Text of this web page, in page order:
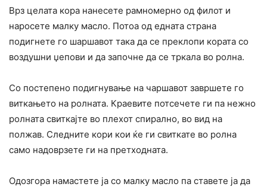
Врз целата кора нанесете рамномерно од филот и
наросете малку масло. Потоа од едната страна
подигнете го шаршавот така да се преклопи кората со
воздушни џепови и да започне да се тркала во ролна.
Со постепено подигнување на чаршавот завршете го
виткањето на ролната. Краевите потсечете ги па нежно
ролната свиткајте во плехот спирално, во вид на
полжав. Следните кори кои ќе ги свиткате во ролна
само надоврзете ги на претходната.
Одозгора намастете ја со малку масло па ставете ја да